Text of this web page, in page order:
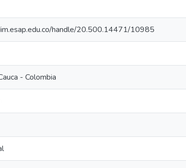
handle/20.500.14471/10985
- Colombia